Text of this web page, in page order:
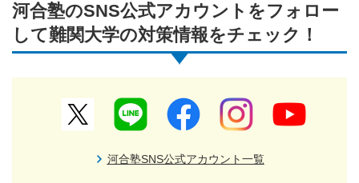
河合塾のSNS公式アカウントをフォロー
して難関大学の対策情報をチェック！
河合塾SNS公式アカウント一覧